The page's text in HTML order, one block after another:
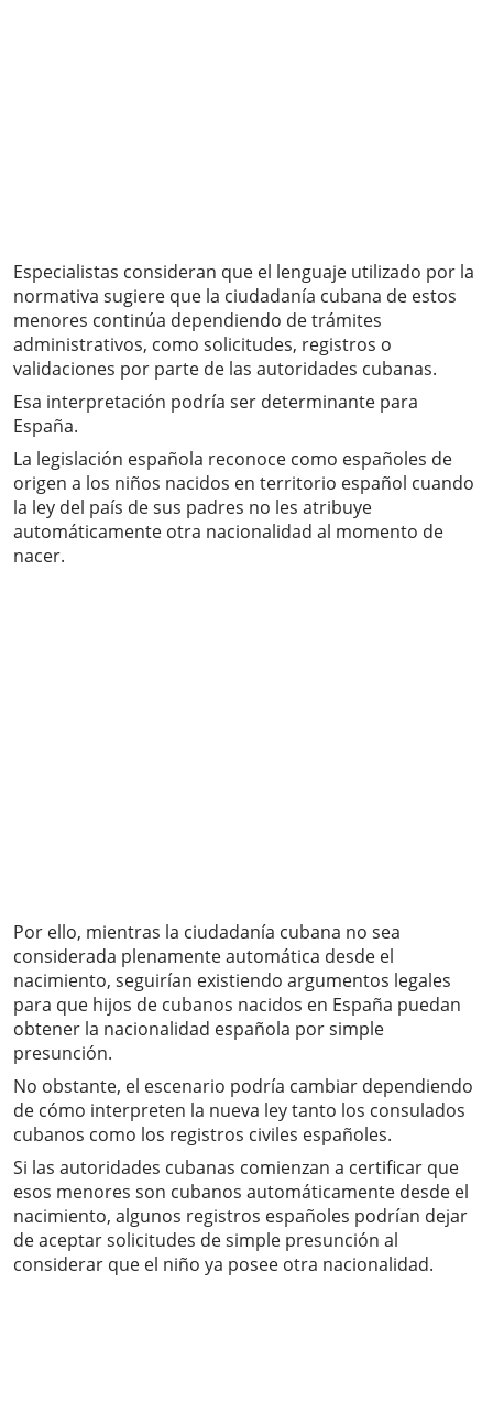
Especialistas consideran que el lenguaje utilizado por la
normativa sugiere que la ciudadanía cubana de estos
menores continúa dependiendo de trámites
administrativos, como solicitudes, registros o
validaciones por parte de las autoridades cubanas.
Esa interpretación podría ser determinante para
España.
La legislación española reconoce como españoles de
origen a los niños nacidos en territorio español cuando
la ley del país de sus padres no les atribuye
automáticamente otra nacionalidad al momento de
nacer.
Por ello, mientras la ciudadanía cubana no sea
considerada plenamente automática desde el
nacimiento, seguirían existiendo argumentos legales
para que hijos de cubanos nacidos en España puedan
obtener la nacionalidad española por simple
presunción.
No obstante, el escenario podría cambiar dependiendo
de cómo interpreten la nueva ley tanto los consulados
cubanos como los registros civiles españoles.
Si las autoridades cubanas comienzan a certificar que
esos menores son cubanos automáticamente desde el
nacimiento, algunos registros españoles podrían dejar
de aceptar solicitudes de simple presunción al
considerar que el niño ya posee otra nacionalidad.